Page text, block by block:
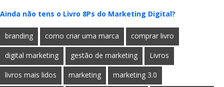
Ainda não tens o Livro 8Ps do Marketing Digital?
branding como criar uma marca comprar livro
digital marketing gestão de marketing Livros
livros mais lidos marketing marketing 3.0